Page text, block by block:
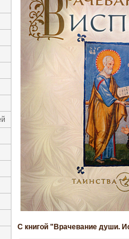
С книгой "Врачевание души.